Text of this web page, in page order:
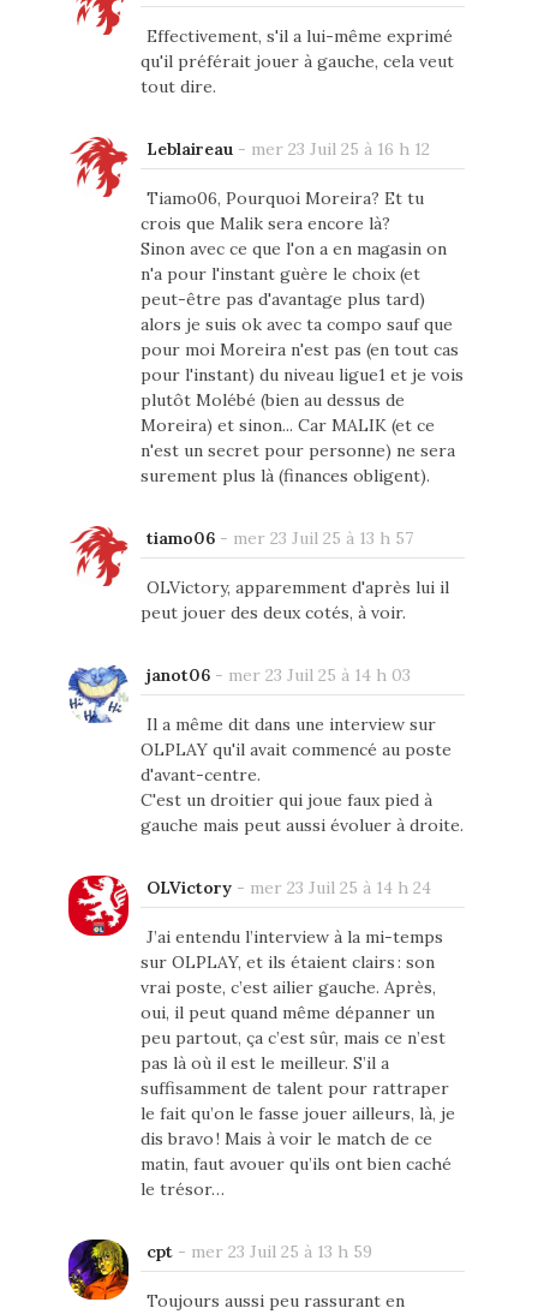
Effectivement, s'il a lui-même exprimé
qu'il préférait jouer à gauche, cela veut
tout dire.
Leblaireau- mer 23 Juil 25 à 16 h 12
Tiamo06, Pourquoi Moreira? Et tu
crois que Malik sera encore là?
Sinon avec ce que l'on a en magasin on
n'a pour l'instant guère le choix (et
peut-être pas d'avantage plus tard)
alors je suis ok avec ta compo sauf que
pour moi Moreira n'est pas (en tout cas
pour l'instant) du niveau ligue1 et je vois
plutôt Molébé (bien au dessus de
Moreira) et sinon... Car MALIK (et ce
n'est un secret pour personne) ne sera
surement plus là (finances obligent).
tiamo06- mer 23 Juil 25 à 13 h 57
OLVictory, apparemment d'après lui il
peut jouer des deux cotés, à voir.
janot06- mer 23 Juil 25 à 14 h 03
Il a même dit dans une interview sur
OLPLAY qu'il avait commencé au poste
d'avant-centre.
C'est un droitier qui joue faux pied à
gauche mais peut aussi évoluer à droite.
OLVictory- mer 23 Juil 25 à 14 h 24
J’ai entendu l’interview à la mi-temps
sur OLPLAY, et ils étaient clairs : son
vrai poste, c’est ailier gauche. Après,
oui, il peut quand même dépanner un
peu partout, ça c’est sûr, mais ce n’est
pas là où il est le meilleur. S’il a
suffisamment de talent pour rattraper
le fait qu’on le fasse jouer ailleurs, là, je
dis bravo ! Mais à voir le match de ce
matin, faut avouer qu’ils ont bien caché
le trésor…
cpt- mer 23 Juil 25 à 13 h 59
Toujours aussi peu rassurant en